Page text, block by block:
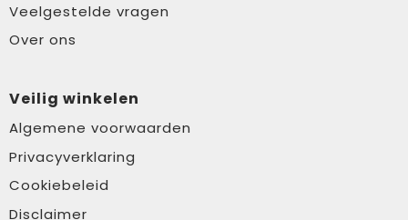
Veelgestelde vragen
Over ons
Veilig winkelen
Algemene voorwaarden
Privacyverklaring
Cookiebeleid
Disclaimer